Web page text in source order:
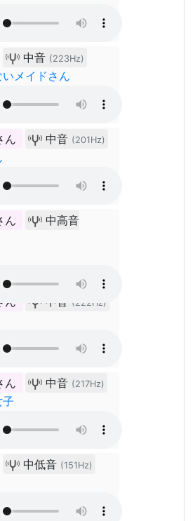
中音 (223Hz)
メイドさん
ん 中音 (201Hz)
ん 中高音
ん 中音 (222Hz)
ん 中音 (217Hz)
中低音 (151Hz)